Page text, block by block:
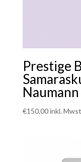
Prestige
Naumann
€150,00inkl.